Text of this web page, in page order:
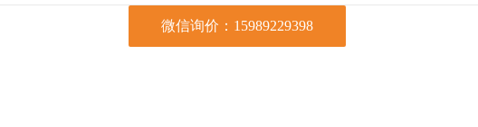
微信询价：15989229398